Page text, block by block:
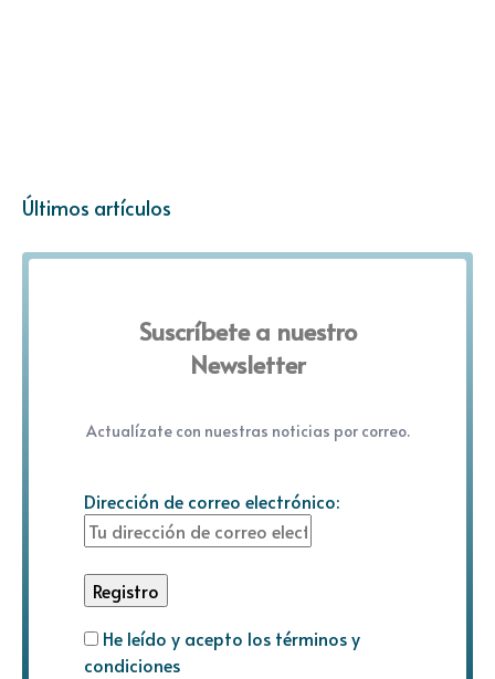
Últimos artículos
Suscríbete a nuestro
Newsletter
Actualízate con nuestras noticias por correo.
Dirección de correo electrónico:
He leído y acepto los términos y
condiciones